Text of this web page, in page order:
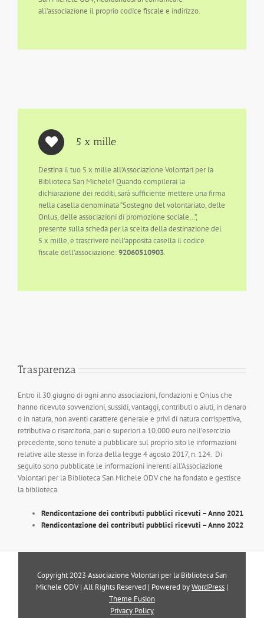
all’associazione il proprio codice fiscale e indirizzo.
5 x mille
Destina il tuo 5 x mille all’Associazione Volontari per la
Biblioteca San Michele! Quando compilerai la
dichiarazione dei redditi, sarà sufficiente mettere una firma
nella casella denominata “Sostegno del volontariato, delle
Onlus, delle associazioni di promozione sociale…”,
presente sulla scheda per la scelta della destinazione del
5 x mille, e trascrivere nell’apposita casella il codice
fiscale dell’associazione:92060510903.
Trasparenza
Entro il 30 giugno di ogni anno associazioni, fondazioni e Onlus che
hanno ricevuto sovvenzioni, sussidi, vantaggi, contributi o aiuti, in denaro
o in natura, non aventi carattere generale e privi di natura corrispettiva,
retributiva o risarcitoria, pari o superiori a 10.000 euro nell’esercizio
precedente, sono tenute a pubblicare sul proprio sito le informazioni
relative alle stesse in forza della legge 4 agosto 2017, n. 124. Di
seguito sono pubblicate le informazioni inerenti all’Associazione
Volontari per la Biblioteca San Michele ODV che ha fondato e gestisce
la biblioteca.
Rendicontazione dei contributi pubblici ricevuti – Anno 2021
Rendicontazione dei contributi pubblici ricevuti – Anno 2022
Copyright 2023 Associazione Volontari per la Biblioteca San
Michele ODV | All Rights Reserved | Powered byWordPress |
Theme Fusion
Privacy Policy